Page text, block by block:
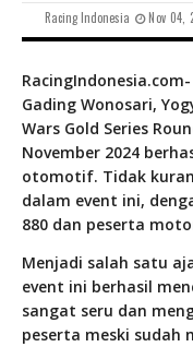
Racing Indonesia Nov 04,
Gading Wonosari,
Wars Gold Series
November 2024
otomotif. Tidak
dalam event ini,
880 dan peserta
Menjadi salah satu
event ini berhasil
sangat seru dan
peserta meski sudah